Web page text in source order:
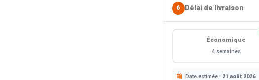
6 Délai de livraison
Économique
4 semaines
Date estimée : 21 août 2026